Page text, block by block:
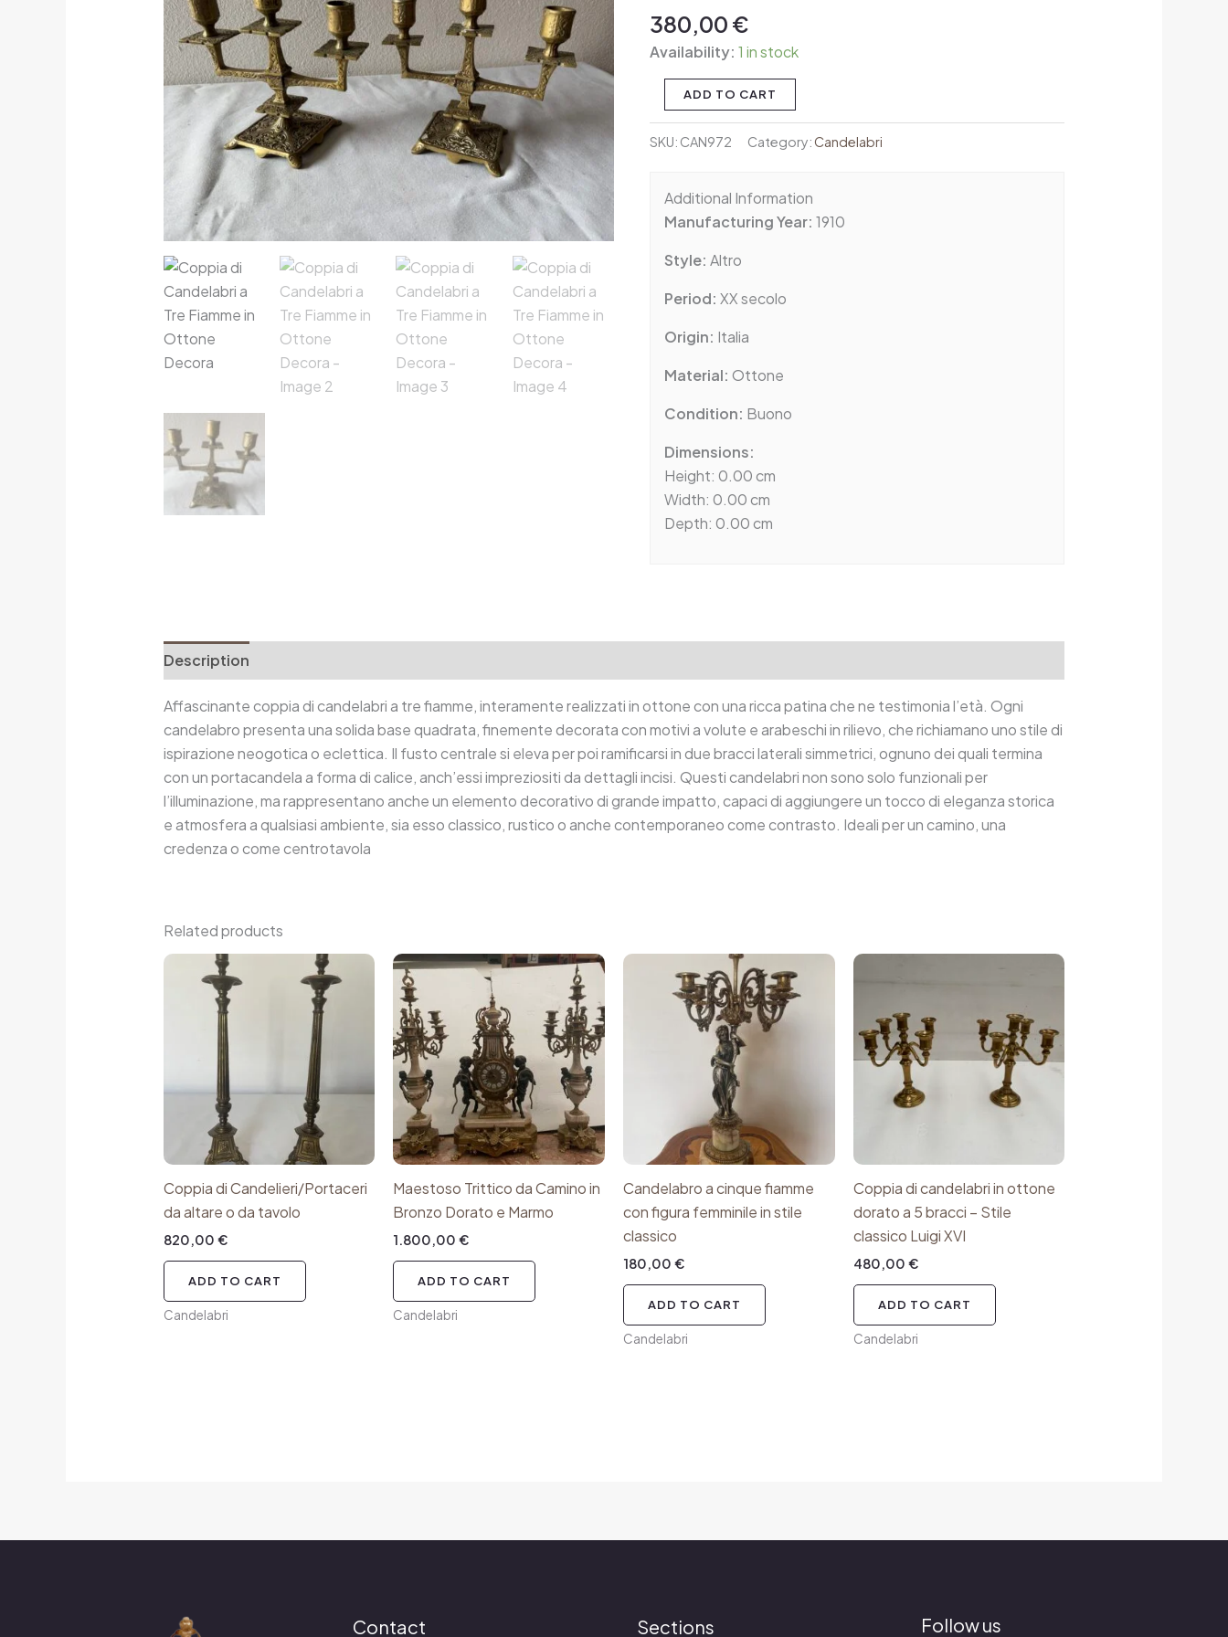
380,00 €
Availability: 1 in stock
Fiamme
in
Ottone
Decora
quantity
ADD TO CART
SKU: CAN972 Category:Candelabri
Additional Information
Manufacturing Year: 1910
Style: Altro
Period: XX secolo
Origin: Italia
Material: Ottone
Condition: Buono
Dimensions:
Height: 0.00 cm
Width: 0.00 cm
Depth: 0.00 cm
Description
Affascinante coppia di candelabri a tre fiamme, interamente realizzati in ottone con una ricca patina che ne testimonia l’età. Ogni
candelabro presenta una solida base quadrata, finemente decorata con motivi a volute e arabeschi in rilievo, che richiamano uno stile di
ispirazione neogotica o eclettica. Il fusto centrale si eleva per poi ramificarsi in due bracci laterali simmetrici, ognuno dei quali termina
con un portacandela a forma di calice, anch’essi impreziositi da dettagli incisi. Questi candelabri non sono solo funzionali per
l’illuminazione, ma rappresentano anche un elemento decorativo di grande impatto, capaci di aggiungere un tocco di eleganza storica
e atmosfera a qualsiasi ambiente, sia esso classico, rustico o anche contemporaneo come contrasto. Ideali per un camino, una
credenza o come centrotavola
Related products
Coppia di Candelieri/Portaceri
da altare o da tavolo
820,00 €
ADD TO CART
Candelabri
Maestoso Trittico da Camino in
Bronzo Dorato e Marmo
1.800,00€
ADD TO CART
Candelabri
Candelabro a cinque fiamme
con figura femminile in stile
classico
180,00 €
ADD TO CART
Candelabri
Coppia di candelabri in ottone
dorato a 5 bracci – Stile
classico Luigi XVI
480,00 €
ADD TO CART
Candelabri
Contact Sections Follow us